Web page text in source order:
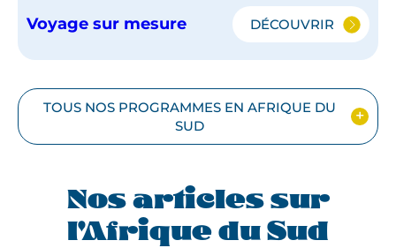
Voyage sur mesure DÉCOUVRIR
L'ESSENTIEL
TOUS NOS PROGRAMMES EN AFRIQUE DU
SUD
Nos articles sur
l'Afrique du Sud